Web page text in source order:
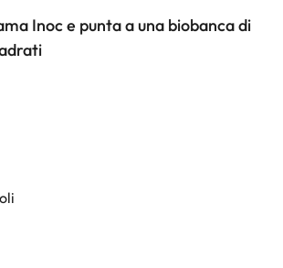
Inoc e punta a una biobanca di